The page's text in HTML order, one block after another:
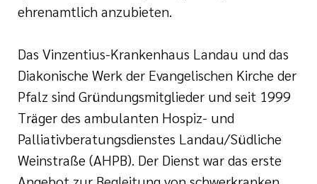
ehrenamtlich anzubieten.
Das Vinzentius-Krankenhaus Landau und das
Diakonische Werk der Evangelischen Kirche der
Pfalz sind Gründungsmitglieder und seit 1999
Träger des ambulanten Hospiz- und
Palliativberatungsdienstes Landau/Südliche
Weinstraße (AHPB). Der Dienst war das erste